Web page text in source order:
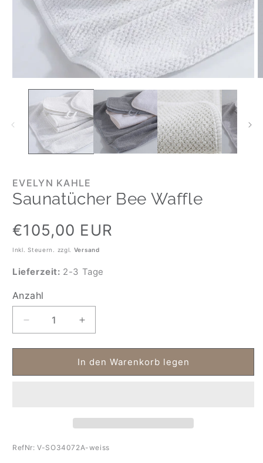
EVELYN KAHLE
Saunatücher Bee Waffle
Normaler
Preis
€105,00 EUR
Inkl. Steuern. zzgl. Versand
Lieferzeit: 2-3 Tage
Anzahl
Anzahl
Verringere
die
Menge
Saunatücher
Erhöhe
die
Menge
für
Saunatücher
In den Warenkorb legen
RefNr:V-SO34072A-weiss